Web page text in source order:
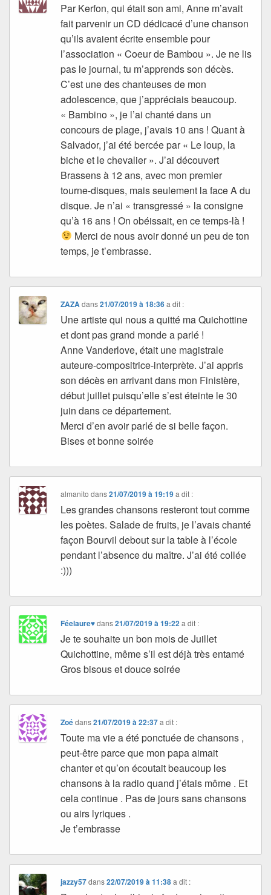
Par Kerfon, qui était son ami, Anne m’avait
fait parvenir un CD dédicacé d’une chanson
qu’ils avaient écrite ensemble pour
l’association « Coeur de Bambou ». Je ne lis
pas le journal, tu m’apprends son décès.
C’est une des chanteuses de mon
adolescence, que j’appréciais beaucoup.
« Bambino », je l’ai chanté dans un
concours de plage, j’avais 10 ans ! Quant à
Salvador, j’ai été bercée par « Le loup, la
biche et le chevalier ». J’ai découvert
Brassens à 12 ans, avec mon premier
tourne-disques, mais seulement la face A du
disque. Je n’ai « transgressé » la consigne
qu’à 16 ans ! On obéissait, en ce temps-là !
Merci de nous avoir donné un peu de ton
temps, je t’embrasse.
ZAZAdans21/07/2019 à 18:36 a dit :
Une artiste qui nous a quitté ma Quichottine
et dont pas grand monde a parlé !
Anne Vanderlove, était une magistrale
auteure-compositrice-interprète. J’ai appris
son décès en arrivant dans mon Finistère,
début juillet puisqu’elle s’est éteinte le 30
juin dans ce département.
Merci d’en avoir parlé de si belle façon.
Bises et bonne soirée
almanito dans21/07/2019 à 19:19 a dit :
Les grandes chansons resteront tout comme
les poètes. Salade de fruits, je l’avais chanté
façon Bourvil debout sur la table à l’école
pendant l’absence du maître. J’ai été collée
:)))
Féelaure♥dans21/07/2019 à 19:22 a dit :
Je te souhaite un bon mois de Juillet
Quichottine, même s’il est déjà très entamé
Gros bisous et douce soirée
Zoédans21/07/2019 à 22:37 a dit :
Toute ma vie a été ponctuée de chansons ,
peut-être parce que mon papa aimait
chanter et qu’on écoutait beaucoup les
chansons à la radio quand j’étais môme . Et
cela continue . Pas de jours sans chansons
ou airs lyriques .
Je t’embrasse
jazzy57dans22/07/2019 à 11:38 a dit :